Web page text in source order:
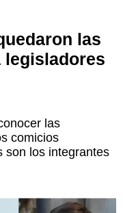
las
legisladores
las
comicios
son los integrantes